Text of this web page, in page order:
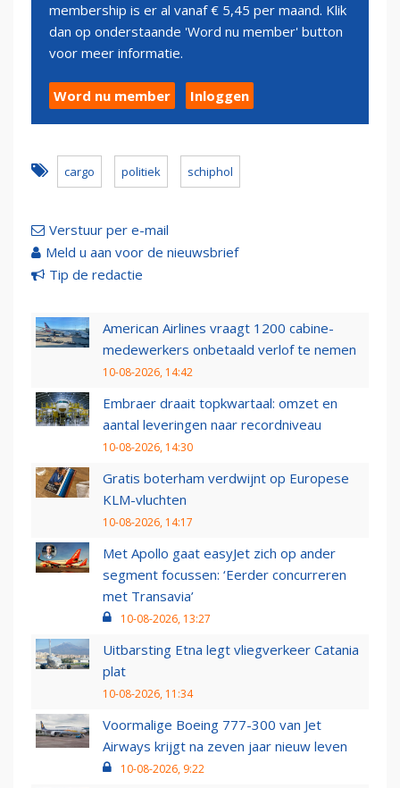
membership is er al vanaf € 5,45 per maand. Klik
dan op onderstaande 'Word nu member' button
voor meer informatie.
Word nu member Inloggen
cargo politiek schiphol
Verstuur per e-mail
Meld u aan voor de nieuwsbrief
Tip de redactie
American Airlines vraagt 1200 cabine-
medewerkers onbetaald verlof te nemen
10-08-2026, 14:42
Embraer draait topkwartaal: omzet en
aantal leveringen naar recordniveau
10-08-2026, 14:30
Gratis boterham verdwijnt op Europese
KLM-vluchten
10-08-2026, 14:17
Met Apollo gaat easyJet zich op ander
segment focussen: ‘Eerder concurreren
met Transavia’
10-08-2026, 13:27
Uitbarsting Etna legt vliegverkeer Catania
plat
10-08-2026, 11:34
Voormalige Boeing 777-300 van Jet
Airways krijgt na zeven jaar nieuw leven
10-08-2026, 9:22